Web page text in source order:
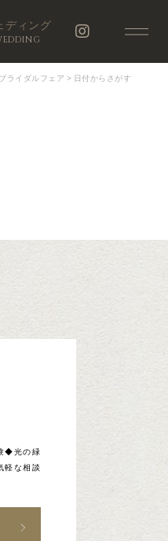
ディング
ブライダルフェア > 日付からさがす
◆光の緑
軽な相談